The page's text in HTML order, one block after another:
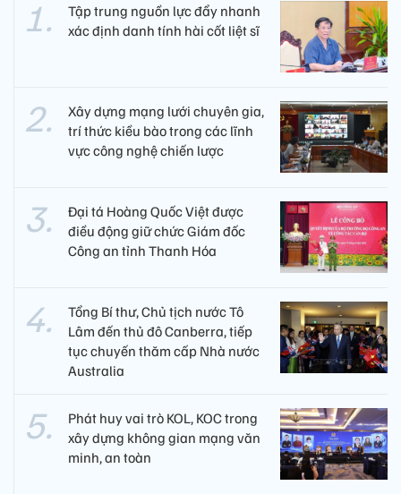
Tập trung nguồn lực đẩy nhanh
xác định danh tính hài cốt liệt sĩ
Xây dựng mạng lưới chuyên gia,
trí thức kiều bào trong các lĩnh
vực công nghệ chiến lược
Đại tá Hoàng Quốc Việt được
điều động giữ chức Giám đốc
Công an tỉnh Thanh Hóa
Tổng Bí thư, Chủ tịch nước Tô
Lâm đến thủ đô Canberra, tiếp
tục chuyến thăm cấp Nhà nước
Australia
Phát huy vai trò KOL, KOC trong
xây dựng không gian mạng văn
minh, an toàn